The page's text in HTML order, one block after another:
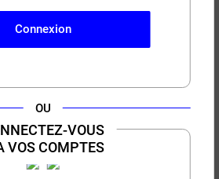
Connexion
OU
VOUS
VOS COMPTES
(12 avis)
Corne de Gazelle Bon
Corne de Gazelle